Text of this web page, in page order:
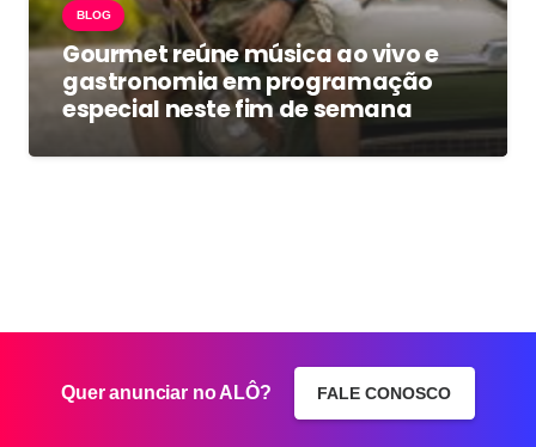
BLOG
Gourmet reúne música ao vivo e
gastronomia em programação
especial neste fim de semana
Quer anunciar no ALÔ? FALE CONOSCO